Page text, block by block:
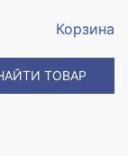
Корзина
ТОВАР